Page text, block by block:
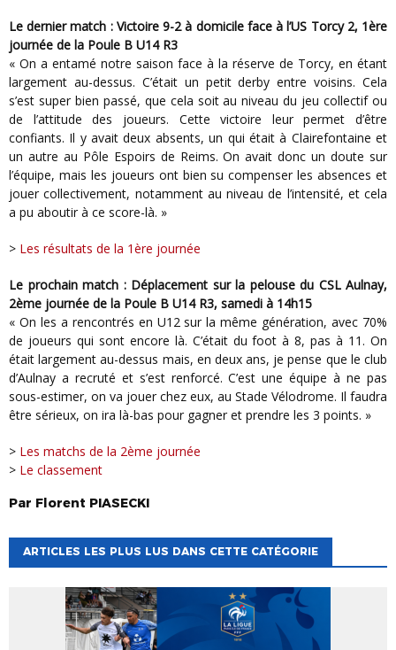
Le dernier match : Victoire 9-2 à domicile face à l’US Torcy 2, 1ère
journée de la Poule B U14 R3
« On a entamé notre saison face à la réserve de Torcy, en étant
largement au-dessus. C’était un petit derby entre voisins. Cela
s’est super bien passé, que cela soit au niveau du jeu collectif ou
de l’attitude des joueurs. Cette victoire leur permet d’être
confiants. Il y avait deux absents, un qui était à Clairefontaine et
un autre au Pôle Espoirs de Reims. On avait donc un doute sur
l’équipe, mais les joueurs ont bien su compenser les absences et
jouer collectivement, notamment au niveau de l’intensité, et cela
a pu aboutir à ce score-là. »
Les résultats de la 1ère journée
Le prochain match : Déplacement sur la pelouse du CSL Aulnay,
2ème journée de la Poule B U14 R3, samedi à 14h15
« On les a rencontrés en U12 sur la même génération, avec 70%
de joueurs qui sont encore là. C’était du foot à 8, pas à 11. On
était largement au-dessus mais, en deux ans, je pense que le club
d’Aulnay a recruté et s’est renforcé. C’est une équipe à ne pas
sous-estimer, on va jouer chez eux, au Stade Vélodrome. Il faudra
être sérieux, on ira là-bas pour gagner et prendre les 3 points. »
Les matchs de la 2ème journée
> Le classement
Par Florent PIASECKI
ARTICLES LES PLUS LUS DANS CETTE CATÉGORIE